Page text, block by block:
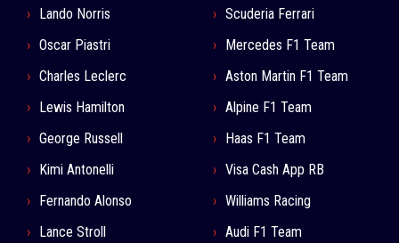
Lando Norris
Oscar Piastri
Charles Leclerc
Lewis Hamilton
George Russell
Kimi Antonelli
Fernando Alonso
Lance Stroll
Scuderia Ferrari
Mercedes F1 Team
Aston Martin F1 Team
Alpine F1 Team
Haas F1 Team
Visa Cash App RB
Williams Racing
Audi F1 Team